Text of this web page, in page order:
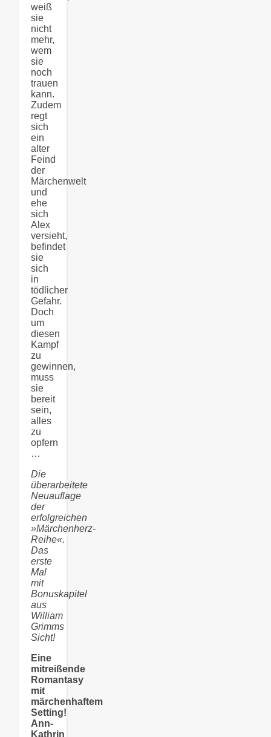
weiß
sie
nicht
mehr,
wem
sie
noch
trauen
kann.
Zudem
regt
sich
ein
alter
Feind
der
Märchenwelt
und
ehe
sich
Alex
versieht,
befindet
sie
sich
in
tödlicher
Gefahr.
Doch
um
diesen
Kampf
zu
gewinnen,
muss
sie
bereit
sein,
alles
zu
opfern
…
Die
überarbeitete
Neuauflage
der
erfolgreichen
»Märchenherz-
Reihe«.
Das
erste
Mal
mit
Bonuskapitel
aus
William
Grimms
Sicht!
Eine
mitreißende
Romantasy
mit
märchenhaftem
Setting!
Ann-
Kathrin